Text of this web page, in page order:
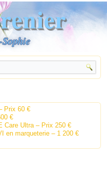
Prix 60 €
€
Care Ultra – Prix 250 €
en marqueterie – 1 200 €